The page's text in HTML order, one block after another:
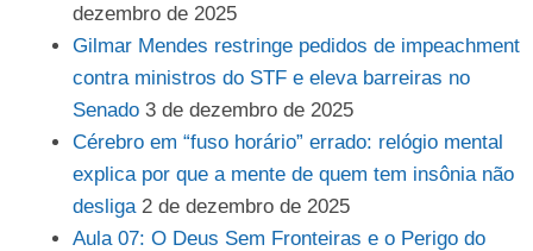
dezembro de 2025
Gilmar Mendes restringe pedidos de impeachment
contra ministros do STF e eleva barreiras no
Senado 3 de dezembro de 2025
Cérebro em “fuso horário” errado: relógio mental
explica por que a mente de quem tem insônia não
desliga 2 de dezembro de 2025
Aula 07: O Deus Sem Fronteiras e o Perigo do